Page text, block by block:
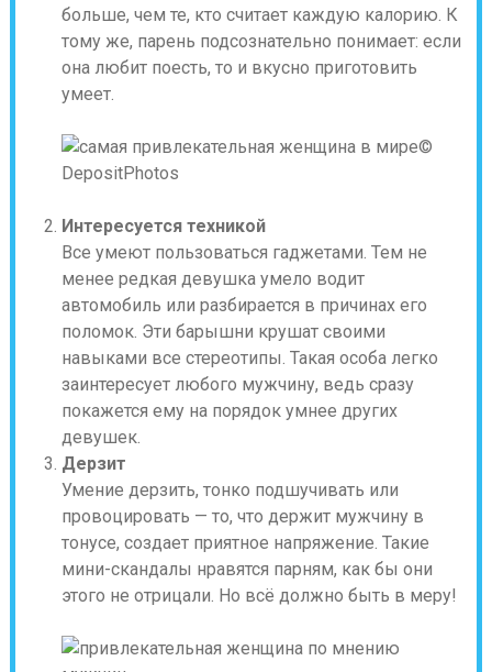
больше, чем те, кто считает каждую калорию. К
тому же, парень подсознательно понимает: если
она любит поесть, то и вкусно приготовить
умеет.
©
DepositPhotos
Интересуется техникой
Все умеют пользоваться гаджетами. Тем не
менее редкая девушка умело водит
автомобиль или разбирается в причинах его
поломок. Эти барышни крушат своими
навыками все стереотипы. Такая особа легко
заинтересует любого мужчину, ведь сразу
покажется ему на порядок умнее других
девушек.
Дерзит
Умение дерзить, тонко подшучивать или
провоцировать — то, что держит мужчину в
тонусе, создает приятное напряжение. Такие
мини-скандалы нравятся парням, как бы они
этого не отрицали. Но всё должно быть в меру!